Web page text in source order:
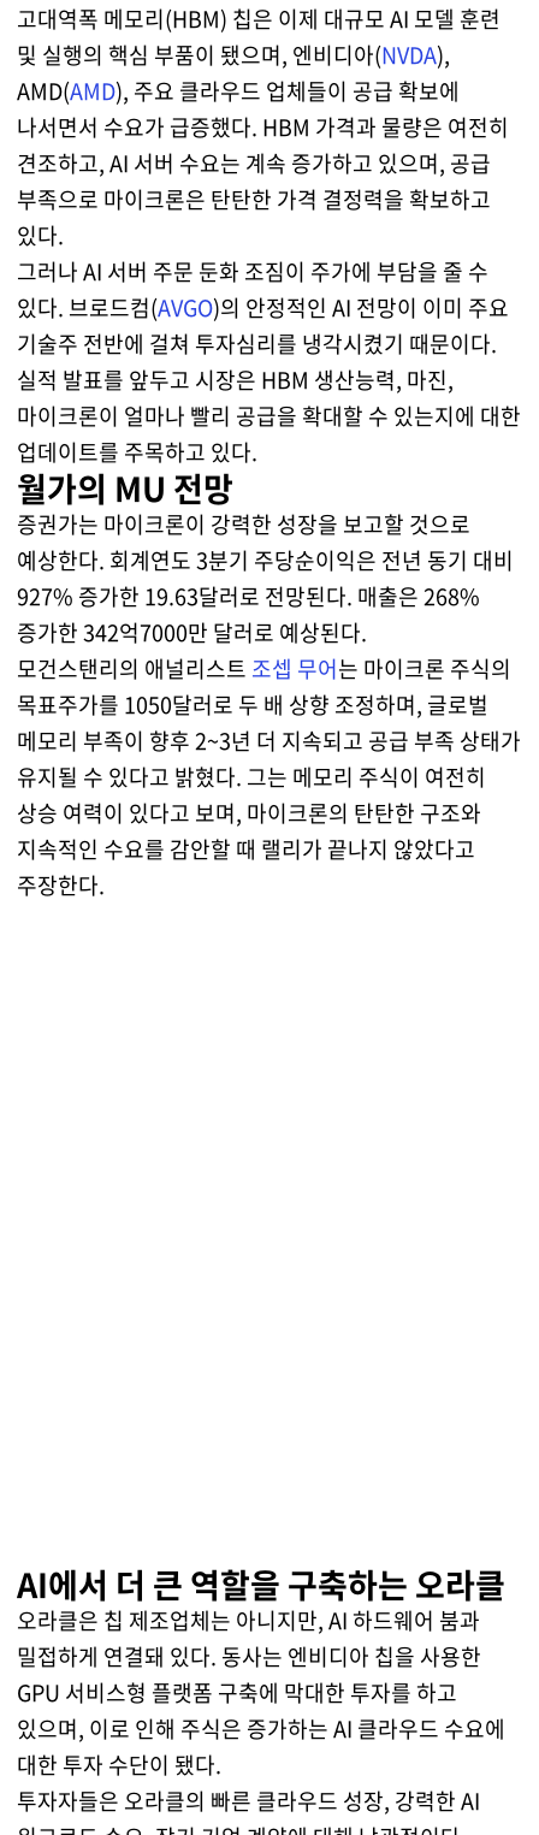
고대역폭 메모리(HBM) 칩은 이제 대규모 AI 모델 훈련
및 실행의 핵심 부품이 됐으며, 엔비디아(NVDA),
AMD(AMD), 주요 클라우드 업체들이 공급 확보에
나서면서 수요가 급증했다. HBM 가격과 물량은 여전히
견조하고, AI 서버 수요는 계속 증가하고 있으며, 공급
부족으로 마이크론은 탄탄한 가격 결정력을 확보하고
있다.
그러나 AI 서버 주문 둔화 조짐이 주가에 부담을 줄 수
있다. 브로드컴(AVGO)의 안정적인 AI 전망이 이미 주요
기술주 전반에 걸쳐 투자심리를 냉각시켰기 때문이다.
실적 발표를 앞두고 시장은 HBM 생산능력, 마진,
마이크론이 얼마나 빨리 공급을 확대할 수 있는지에 대한
업데이트를 주목하고 있다.
월가의 MU 전망
증권가는 마이크론이 강력한 성장을 보고할 것으로
예상한다. 회계연도 3분기 주당순이익은 전년 동기 대비
927% 증가한 19.63달러로 전망된다. 매출은 268%
증가한 342억7000만 달러로 예상된다.
모건스탠리의 애널리스트 조셉 무어는 마이크론 주식의
목표주가를 1050달러로 두 배 상향 조정하며, 글로벌
메모리 부족이 향후 2~3년 더 지속되고 공급 부족 상태가
유지될 수 있다고 밝혔다. 그는 메모리 주식이 여전히
상승 여력이 있다고 보며, 마이크론의 탄탄한 구조와
지속적인 수요를 감안할 때 랠리가 끝나지 않았다고
주장한다.
AI에서 더 큰 역할을 구축하는 오라클
오라클은 칩 제조업체는 아니지만, AI 하드웨어 붐과
밀접하게 연결돼 있다. 동사는 엔비디아 칩을 사용한
GPU 서비스형 플랫폼 구축에 막대한 투자를 하고
있으며, 이로 인해 주식은 증가하는 AI 클라우드 수요에
대한 투자 수단이 됐다.
투자자들은 오라클의 빠른 클라우드 성장, 강력한 AI